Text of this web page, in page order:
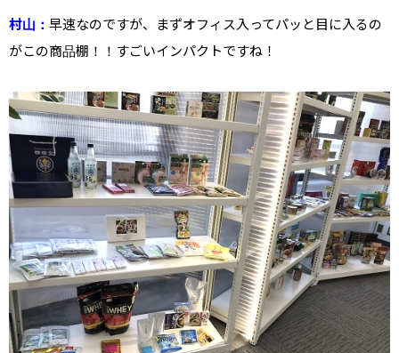
村山： 早速なのですが、まずオフィス入ってパッと目に入るの
がこの商品棚！！すごいインパクトですね！